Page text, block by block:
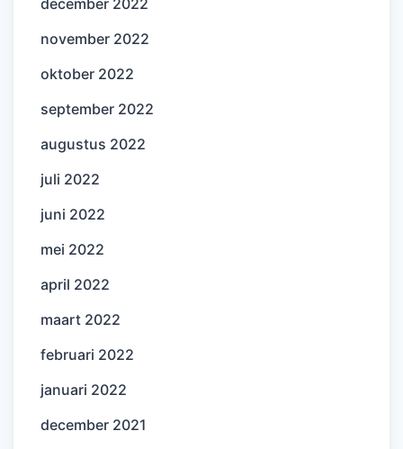
november 2022
oktober 2022
september 2022
augustus 2022
juli 2022
juni 2022
mei 2022
april 2022
maart 2022
februari 2022
januari 2022
december 2021